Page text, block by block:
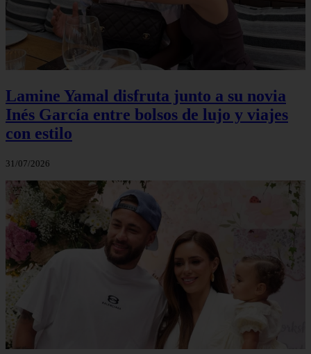
Lamine Yamal disfruta junto a su novia
Inés García entre bolsos de lujo y viajes
con estilo
31/07/2026